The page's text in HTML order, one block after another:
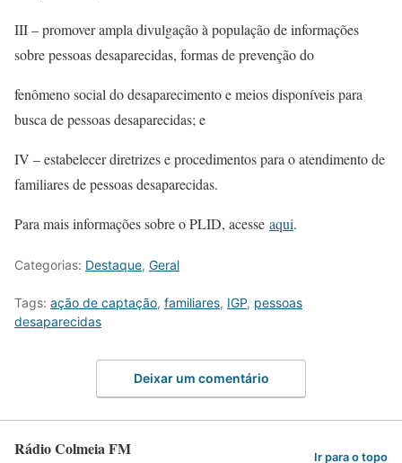
III – promover ampla divulgação à população de informações
sobre pessoas desaparecidas, formas de prevenção do
fenômeno social do desaparecimento e meios disponíveis para
busca de pessoas desaparecidas; e
IV – estabelecer diretrizes e procedimentos para o atendimento de
familiares de pessoas desaparecidas.
Para mais informações sobre o PLID, acesse aqui.
Categorias: Destaque, Geral
Tags: ação de captação, familiares, IGP, pessoas
desaparecidas
Deixar um comentário
Rádio Colmeia FM Ir para o topo